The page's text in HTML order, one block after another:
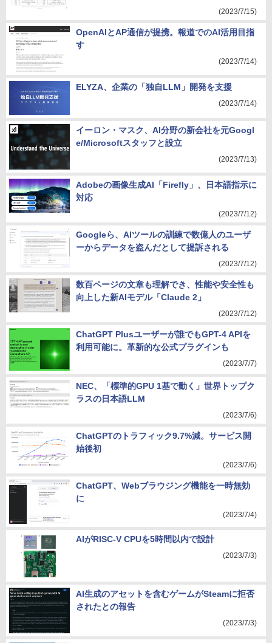
(2023/7/15)
OpenAIとAP通信が提携。報道でのAI活用目指
す
(2023/7/14)
ELYZA、企業の「独自LLM」開発を支援
(2023/7/14)
イーロン・マスク、AI分野の新会社を元Googl
e/Microsoftスタッフと設立
(2023/7/13)
Adobeの画像生成AI「Firefly」、日本語指示に
対応
(2023/7/12)
Googleら、AIツールの訓練で数億人のユーザ
ーからデータを盗んだとして提訴される
(2023/7/12)
数百ページの文章も理解でき、性能や安全性も
向上した新AIモデル「Claude 2」
(2023/7/12)
ChatGPT Plusユーザーが誰でもGPT-4 APIを
利用可能に。革新的な公式プラグインも
(2023/7/7)
NEC、「標準的GPU 1基で動く」世界トップク
ラスの日本語LLM
(2023/7/6)
ChatGPTのトラフィック9.7%減。サービス開
始後初
(2023/7/6)
ChatGPT、Webブラウジング機能を一時無効
に
(2023/7/4)
AIがRISC-V CPUを5時間以内で設計
(2023/7/3)
AI生成のアセットを含むゲームがSteamに拒否
されたとの報告
(2023/7/3)